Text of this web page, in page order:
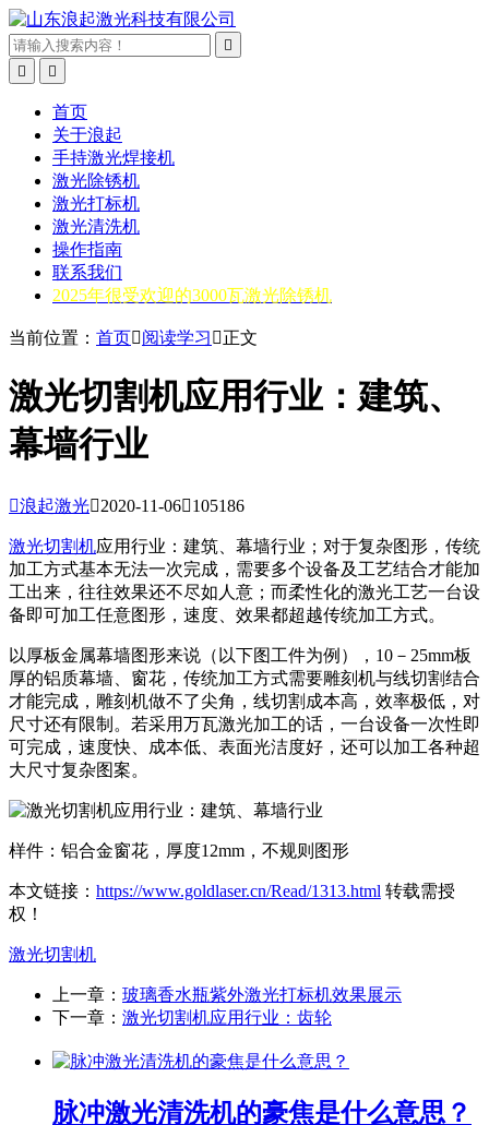



首页
关于浪起
手持激光焊接机
激光除锈机
激光打标机
激光清洗机
操作指南
联系我们
2025年很受欢迎的3000瓦激光除锈机
当前位置： 首页阅读学习 正文
激光切割机应用行业：建筑、
幕墙行业
浪起激光2020-11-06105186
激光切割机应用行业：建筑、幕墙行业；对于复杂图形，传统
加工方式基本无法一次完成，需要多个设备及工艺结合才能加
工出来，往往效果还不尽如人意；而柔性化的激光工艺一台设
备即可加工任意图形，速度、效果都超越传统加工方式。
以厚板金属幕墙图形来说（以下图工件为例），10－25mm板
厚的铝质幕墙、窗花，传统加工方式需要雕刻机与线切割结合
才能完成，雕刻机做不了尖角，线切割成本高，效率极低，对
尺寸还有限制。若采用万瓦激光加工的话，一台设备一次性即
可完成，速度快、成本低、表面光洁度好，还可以加工各种超
大尺寸复杂图案。
样件：铝合金窗花，厚度12mm，不规则图形
本文链接： https://www.goldlaser.cn/Read/1313.html 转载需授
权！
激光切割机
上一章： 玻璃香水瓶紫外激光打标机效果展示
下一章： 激光切割机应用行业：齿轮
脉冲激光清洗机的豪焦是什么意思？